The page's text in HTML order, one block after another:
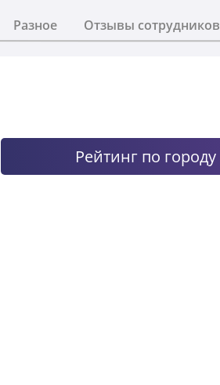
Разное Отзывы сотрудников
Рейтинг по городу